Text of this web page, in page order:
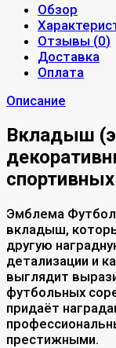
Обзор
Отзывы (0)
Доставка
Оплата
Описание
Вкладыш
Эмблема Футбол
вкладыш,
другую
детализации и
выглядит
футбольных
придаёт
престижными.